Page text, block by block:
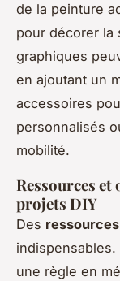
de la peinture
pour décorer la
graphiques
en ajoutant un
accessoires
personnalisés
mobilité.
Ressources
projets DIY
Des
une règle en